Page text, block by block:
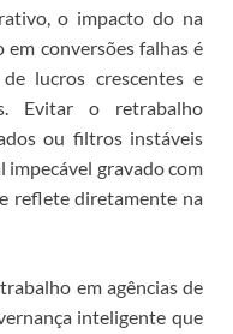
o impacto do na
conversões falhas é
lucros crescentes e
Evitar o retrabalho
ou filtros instáveis
impecável gravado com
reflete diretamente na
em agências de
inteligente que